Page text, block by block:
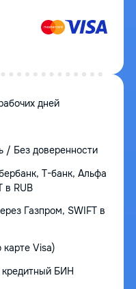
дней
/ Без доверенности
Т-банк, Альфа
в RUB
Газпром, SWIFT в
Visa)
кредитный БИН